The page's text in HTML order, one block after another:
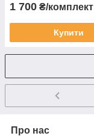
1 700 ₴/комплект
Купити
Про нас